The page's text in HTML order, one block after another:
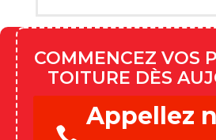
COMMENCEZ VOS
TOITURE DÈS
Appellez